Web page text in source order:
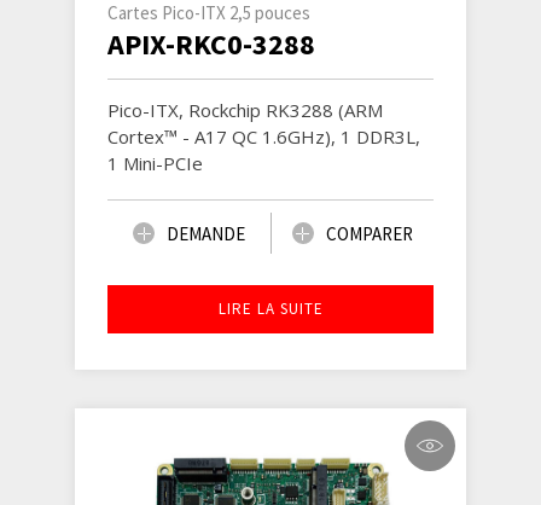
Cartes Pico-ITX 2,5 pouces
APIX-RKC0-3288
Pico-ITX, Rockchip RK3288 (ARM
Cortex™ - A17 QC 1.6GHz), 1 DDR3L,
1 Mini-PCIe
DEMANDE COMPARER
LIRE LA SUITE